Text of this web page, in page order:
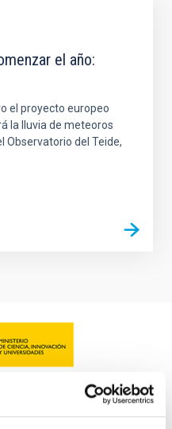
el año:
el proyecto europeo
la lluvia de meteoros
Observatorio del Teide,